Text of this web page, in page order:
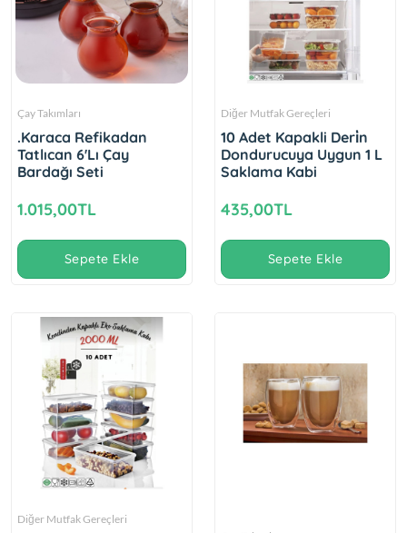
Çay Takımları
.Karaca Refikadan
Tatlıcan 6'Lı Çay
Bardağı Seti
1.015,00TL
Sepete Ekle
Diğer Mutfak Gereçleri
10 Adet Kapakli Deri̇n
Dondurucuya Uygun 1 L
Saklama Kabi
435,00TL
Sepete Ekle
Diğer Mutfak Gereçleri